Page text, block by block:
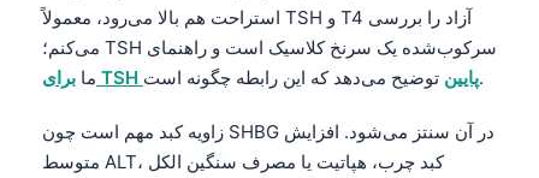
استراحت هم بالا می‌رود، معمولاً TSH و T4 آزاد را بررسی
می‌کنم؛ TSH سرکوب‌شده یک سرنخ کلاسیک است و راهنمای
ما
برای TSH پایینتوضیح می‌دهد که این رابطه چگونه است.
زاویه کبد مهم است چون SHBG در آن سنتز می‌شود. افزایش
متوسط ALT، کبد چرب، هپاتیت یا مصرف سنگین الکل